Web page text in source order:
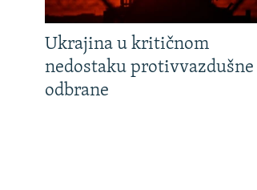
Ukrajina u kritičnom
nedostaku protivvazdušne
odbrane